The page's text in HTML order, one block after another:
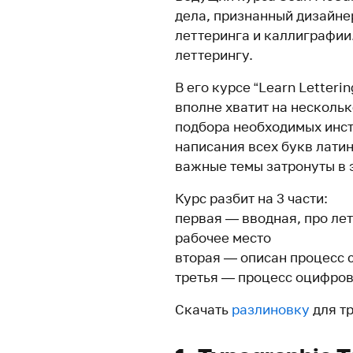
дела, признанный
леттеринга и
леттерингу.
В его курсе “Learn
вполне хватит на
подбора необходимых
написания всех букв
важные темы затронуты в
Курс разбит на 3 части:
первая — вводная, про
рабочее место
вторая — описан процесс
третья — процесс
Скачать разлиновку для